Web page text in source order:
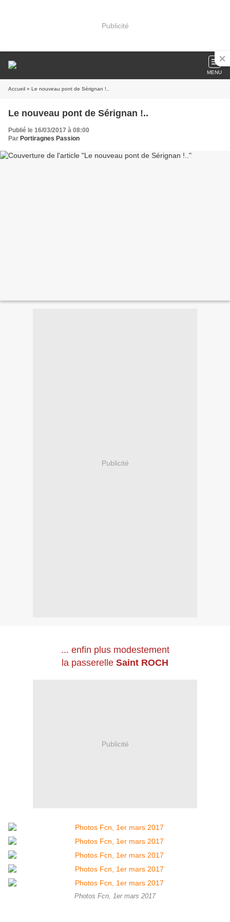
Publicité
MENU
Accueil » Le nouveau pont de Sérignan !..
Le nouveau pont de Sérignan !..
Publié le 16/03/2017 à 08:00
Par Portiragnes Passion
Publicité
... enfin plus modestement
la passerelle Saint ROCH
Publicité
Photos Fcn, 1er mars 2017